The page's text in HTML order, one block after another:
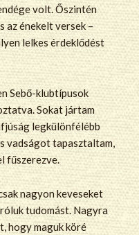
volt. Őszintén
az énekelt versek –
lelkes érdeklődést
Sebő-klubtípusok
Sokat jártam
legkülönfélébb
vadságot tapasztaltam,
fűszerezve.
nagyon keveseket
tudomást. Nagyra
hogy maguk köré